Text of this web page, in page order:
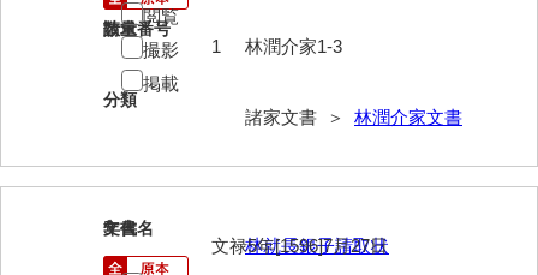
宇野家文書
馬屋原家文書
浦家文書
惠本家文書
請求番号
林潤介家1-3
分類
諸家文書 ＞ 林潤介家文書
数量
1
閲覧
撮影
掲載
5
文書名
林就長銀子請取状
年代
文禄5年[1596]7月27日